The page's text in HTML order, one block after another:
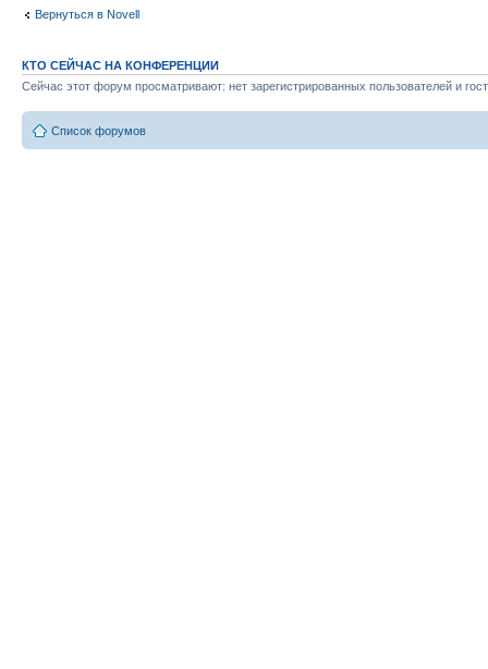
Вернуться в Novell
КТО СЕЙЧАС НА КОНФЕРЕНЦИИ
Сейчас этот форум просматривают: нет зарегистрированных пользователей и
Список форумов